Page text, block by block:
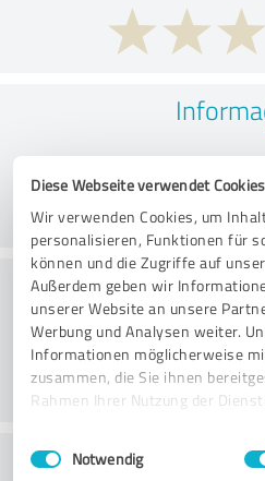
Diese Webseite verwendet Cookies
Wir verwenden Cookies, um
personalisieren, Funktionen für
können und die Zugriffe auf
Außerdem geben wir
unserer Website an unsere
Werbung und Analysen weiter.
Informationen möglicherweise
zusammen, die Sie ihnen
Rahmen Ihrer Nutzung der
Impressum
Einwilligungsauswahl
Notwendig
Sítio
Serviço